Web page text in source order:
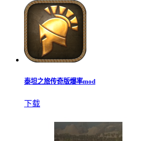
泰坦之旅传奇版爆率mod
下载